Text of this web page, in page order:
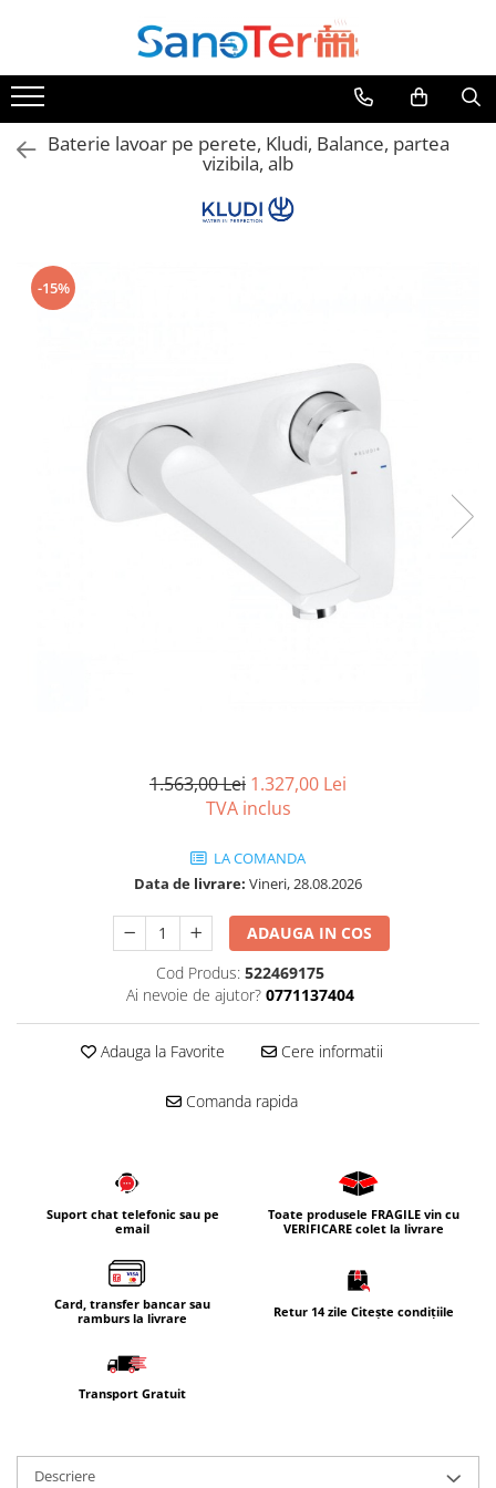
Toate Produsele
Obiecte Sanitare
Lavoare
Lavoare sub blat
Lavoare Colt Duble Speciale
Vase wc suspendate
Vase wc statative
Seturi vase wc monobloc
Rezervore incastrate
Mobilier Baie
Seturi de mobilier si lavoar
Oglinzi baie si corpuri iluminat
Corpuri iluminat
Oglinzi cu iluminare
Dulapuri de baie
Accesorii pentru mobila
Baterii lavoar
Seturi baterii
Cazi baie
Baterie lavoar pe perete, Kludi, Balance, partea
vizibila, alb
-15%
1.563,00 Lei 1.327,00 Lei
TVA inclus
LA COMANDA
Data de livrare: Vineri, 28.08.2026
ADAUGA IN COS
Cod Produs: 522469175
Ai nevoie de ajutor? 0771137404
Adauga la Favorite Cere informatii
Comanda rapida
Suport chat telefonic sau pe
email
Toate produsele FRAGILE vin cu
VERIFICARE colet la livrare
Card, transfer bancar sau
ramburs la livrare
Retur 14 zile Citește condițiile
Transport Gratuit
Descriere